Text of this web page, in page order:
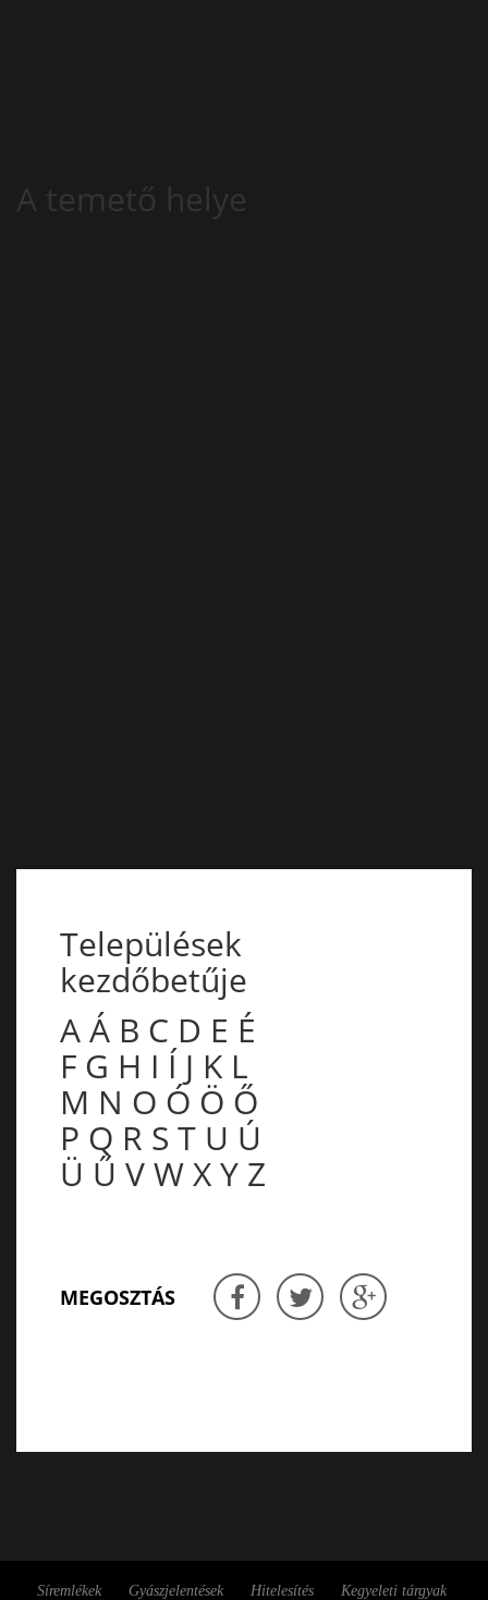
A temető helye
Települések
kezdőbetűje
AÁ B C D E É
F G H I Í J K L
M N O Ó Ö Ő
P Q R S T U Ú
Ü Ű VWXY Z
MEGOSZTÁS
Síremlékek Gyászjelentések Hitelesítés Kegyeleti tárgyak